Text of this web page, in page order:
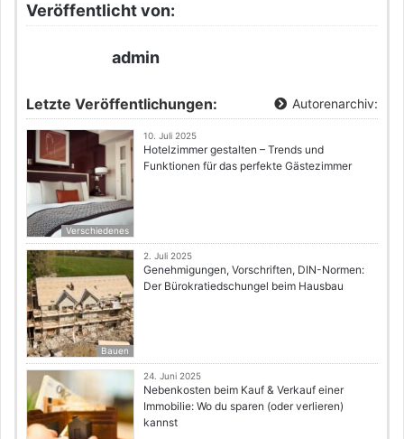
Veröffentlicht von:
admin
Letzte Veröffentlichungen: Autorenarchiv:
Verschiedenes
10. Juli 2025
Hotelzimmer gestalten – Trends und
Funktionen für das perfekte Gästezimmer
Bauen
2. Juli 2025
Genehmigungen, Vorschriften, DIN-Normen:
Der Bürokratiedschungel beim Hausbau
24. Juni 2025
Nebenkosten beim Kauf & Verkauf einer
Immobilie: Wo du sparen (oder verlieren)
kannst